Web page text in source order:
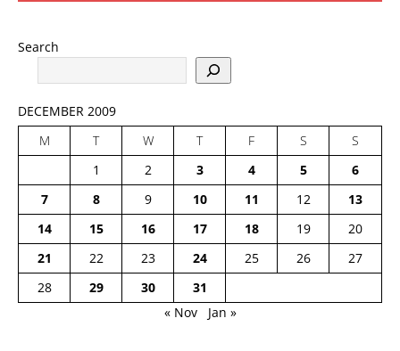
Search
DECEMBER 2009
M
T W T F S
S
1
2 3 4 5
6
7
8 9 10 11 12
13
14
15 16 17 18 19
20
21
22 23 24 25 26
27
28
29 30
31
« Nov
Jan »